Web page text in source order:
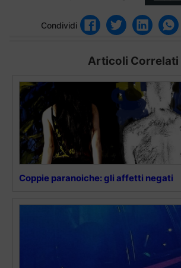
Condividi
Articoli Correlati
Coppie paranoiche: gli affetti negati